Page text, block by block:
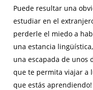
Puede resultar una
estudiar en el
perderle el miedo a
una estancia
una escapada de unos
que te permita viajar a
que estás aprendiendo!